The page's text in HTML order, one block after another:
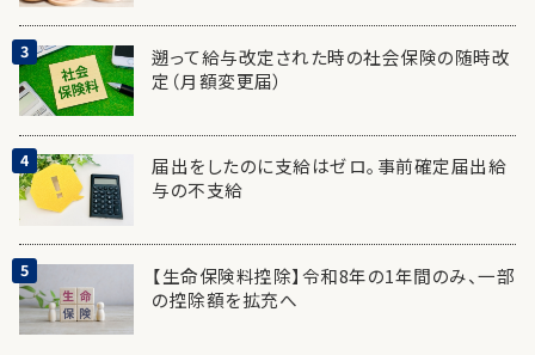
遡って給与改定された時の社会保険の随時改
定（月額変更届）
届出をしたのに支給はゼロ。事前確定届出給
与の不支給
【生命保険料控除】令和8年の1年間のみ、一部
の控除額を拡充へ